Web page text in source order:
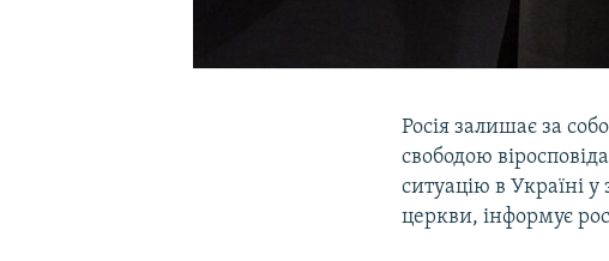
Росія залишає за
свободою
ситуацію в Україні у
церкви, інформує